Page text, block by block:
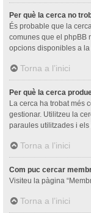
Per què la cerca no
És probable que la
comunes que el phpBB
opcions disponibles a la
Torna a l’inici
Per què la cerca
La cerca ha trobat més
gestionar. Utilitzeu la
paraules utilitzades i els
Torna a l’inici
Com puc cercar
Visiteu la pàgina
Torna a l’inici